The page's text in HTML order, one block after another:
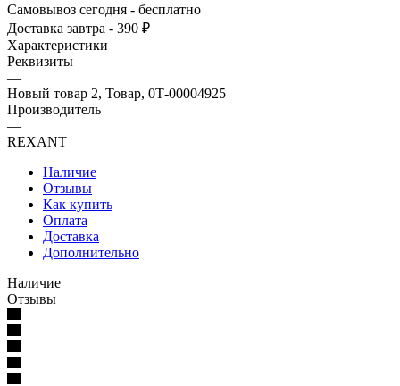
Самовывоз сегодня - бесплатно
Доставка завтра - 390 ₽
Характеристики
Реквизиты
—
Новый товар 2, Товар, 0Т-00004925
Производитель
—
REXANT
Наличие
Отзывы
Как купить
Оплата
Доставка
Дополнительно
Наличие
Отзывы